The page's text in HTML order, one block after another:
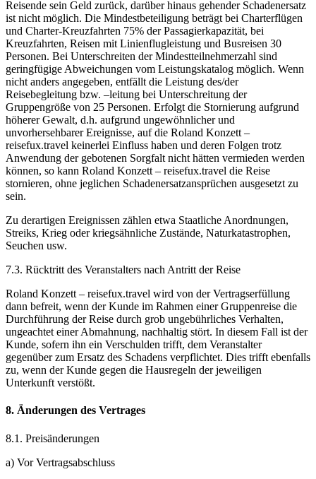
Reisende sein Geld zurück, darüber hinaus gehender Schadenersatz
ist nicht möglich. Die Mindestbeteiligung beträgt bei Charterflügen
und Charter-Kreuzfahrten 75% der Passagierkapazität, bei
Kreuzfahrten, Reisen mit Linienflugleistung und Busreisen 30
Personen. Bei Unterschreiten der Mindestteilnehmerzahl sind
geringfügige Abweichungen vom Leistungskatalog möglich. Wenn
nicht anders angegeben, entfällt die Leistung des/der
Reisebegleitung bzw. –leitung bei Unterschreitung der
Gruppengröße von 25 Personen. Erfolgt die Stornierung aufgrund
höherer Gewalt, d.h. aufgrund ungewöhnlicher und
unvorhersehbarer Ereignisse, auf die Roland Konzett –
reisefux.travel keinerlei Einfluss haben und deren Folgen trotz
Anwendung der gebotenen Sorgfalt nicht hätten vermieden werden
können, so kann Roland Konzett – reisefux.travel die Reise
stornieren, ohne jeglichen Schadenersatzansprüchen ausgesetzt zu
sein.
Zu derartigen Ereignissen zählen etwa Staatliche Anordnungen,
Streiks, Krieg oder kriegsähnliche Zustände, Naturkatastrophen,
Seuchen usw.
7.3. Rücktritt des Veranstalters nach Antritt der Reise
Roland Konzett – reisefux.travel wird von der Vertragserfüllung
dann befreit, wenn der Kunde im Rahmen einer Gruppenreise die
Durchführung der Reise durch grob ungebührliches Verhalten,
ungeachtet einer Abmahnung, nachhaltig stört. In diesem Fall ist der
Kunde, sofern ihn ein Verschulden trifft, dem Veranstalter
gegenüber zum Ersatz des Schadens verpflichtet. Dies trifft ebenfalls
zu, wenn der Kunde gegen die Hausregeln der jeweiligen
Unterkunft verstößt.
8. Änderungen des Vertrages
8.1. Preisänderungen
a) Vor Vertragsabschluss